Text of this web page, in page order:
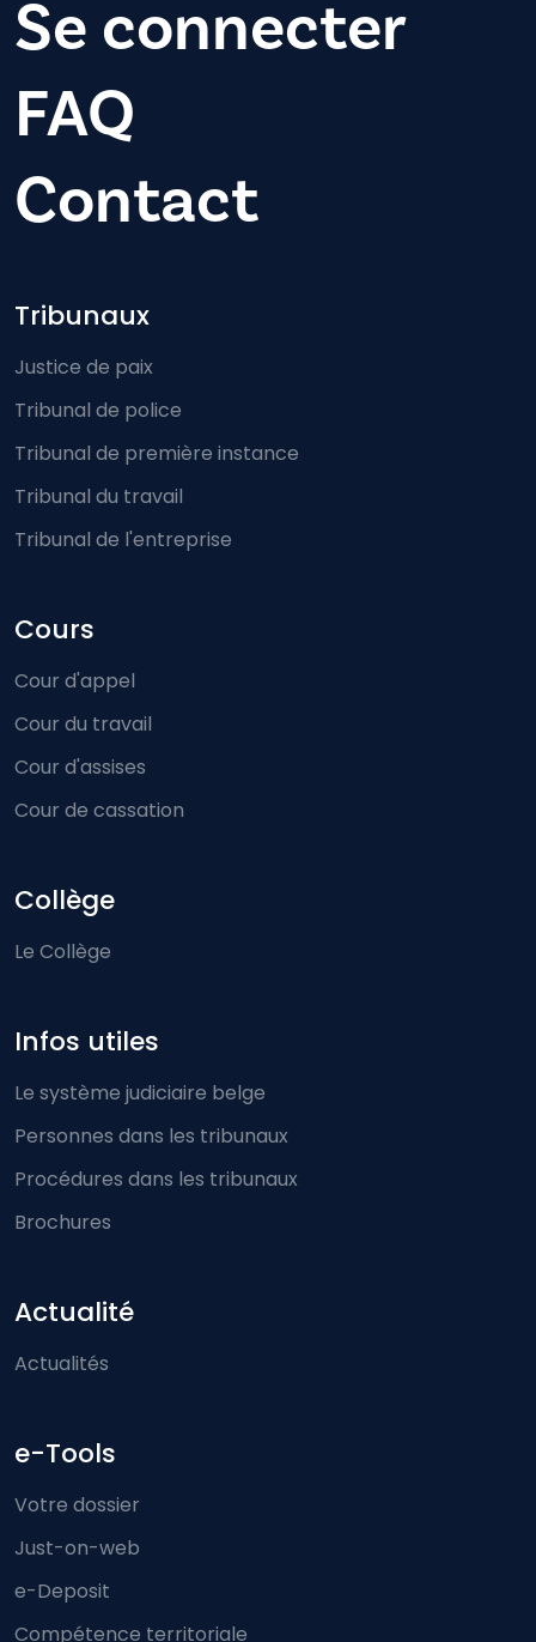
Se connecter
FAQ
Contact
Footer-menu
Tribunaux
Justice de paix
Tribunal de police
Tribunal de première instance
Tribunal du travail
Tribunal de l'entreprise
Cours
Cour d'appel
Cour du travail
Cour d'assises
Cour de cassation
Collège
Le Collège
Infos utiles
Le système judiciaire belge
Personnes dans les tribunaux
Procédures dans les tribunaux
Brochures
Actualité
Actualités
e-Tools
Votre dossier
Just-on-web
e-Deposit
Compétence territoriale